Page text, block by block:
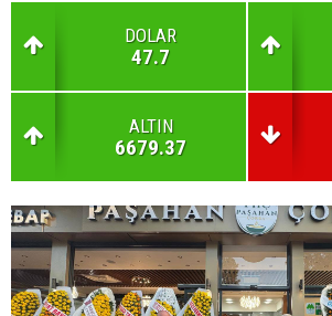
DOLAR
47.7
ALTIN
6679.37